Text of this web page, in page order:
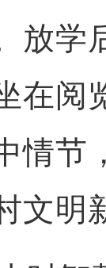
放学
在阅
情节
文明